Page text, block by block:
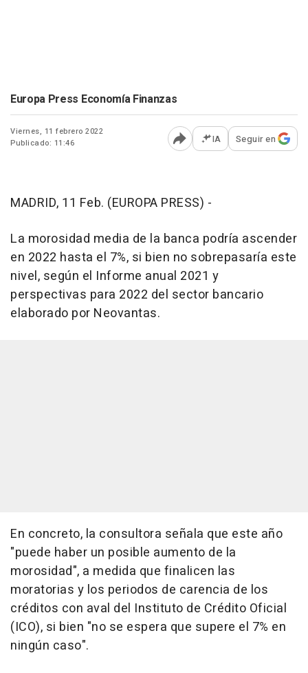
Europa Press Economía Finanzas
Viernes, 11 febrero 2022
Publicado: 11:46
Abrir opciones para
IA Seguir en
MADRID, 11 Feb. (EUROPA PRESS) -
La morosidad media de la banca podría ascender
en 2022 hasta el 7%, si bien no sobrepasaría este
nivel, según el Informe anual 2021 y
perspectivas para 2022 del sector bancario
elaborado por Neovantas.
En concreto, la consultora señala que este año
"puede haber un posible aumento de la
morosidad", a medida que finalicen las
moratorias y los periodos de carencia de los
créditos con aval del Instituto de Crédito Oficial
(ICO), si bien "no se espera que supere el 7% en
ningún caso".